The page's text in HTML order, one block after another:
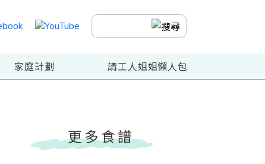
家庭計劃 請工人姐姐懶人包
更多食譜